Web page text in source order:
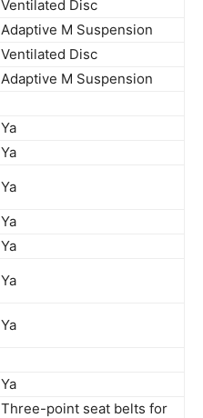
Ventilated Disc
Adaptive M Suspension
Ventilated Disc
Adaptive M Suspension
Ya
Ya
Ya
Ya
Ya
Ya
Ya
Ya
Three-point seat belts for